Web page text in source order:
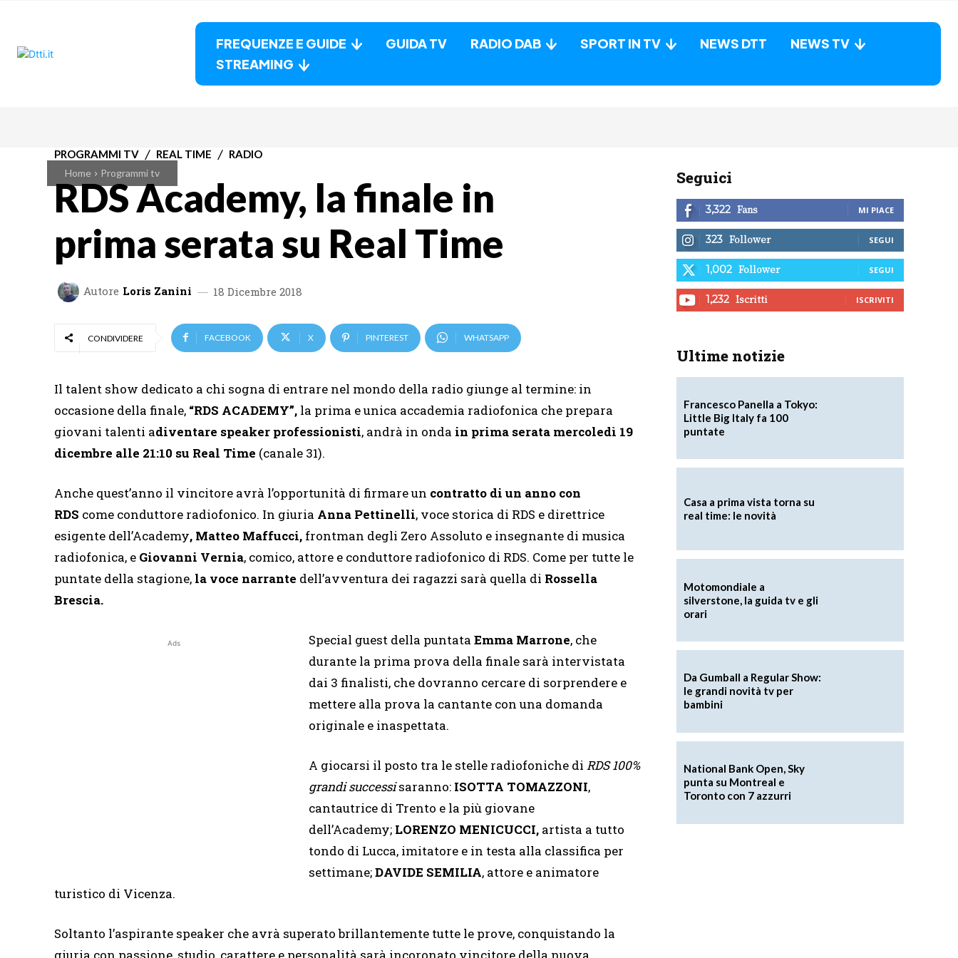
FREQUENZE E GUIDE GUIDA TV RADIO DAB SPORT IN TV NEWS DTT
NEWS TV
STREAMING
Home Programmi tv
PROGRAMMI TV REAL TIME RADIO
RDS Academy, la finale in
prima serata su Real Time
Autore Loris Zanini 18 Dicembre 2018
CONDIVIDERE FACEBOOK X PINTEREST WHATSAPP
Il talent show dedicato a chi sogna di entrare nel mondo della radio giunge al termine: in
occasione della finale, “RDS ACADEMY”, la prima e unica accademia radiofonica che prepara
giovani talenti adiventare speaker professionisti, andrà in onda in prima serata mercoledì 19
dicembre alle 21:10 su Real Time (canale 31).
Anche quest’anno il vincitore avrà l’opportunità di firmare un contratto di un anno con
RDS come conduttore radiofonico. In giuria Anna Pettinelli, voce storica di RDS e direttrice
esigente dell’Academy, Matteo Maffucci, frontman degli Zero Assoluto e insegnante di musica
radiofonica, e Giovanni Vernia, comico, attore e conduttore radiofonico di RDS. Come per tutte le
puntate della stagione, la voce narrante dell’avventura dei ragazzi sarà quella di Rossella
Brescia.
Ads Special guest della puntata Emma Marrone, che
durante la prima prova della finale sarà intervistata
dai 3 finalisti, che dovranno cercare di sorprendere e
mettere alla prova la cantante con una domanda
originale e inaspettata.
A giocarsi il posto tra le stelle radiofoniche di RDS 100%
grandi successisaranno: ISOTTA TOMAZZONI,
cantautrice di Trento e la più giovane
dell’Academy; LORENZO MENICUCCI, artista a tutto
tondo di Lucca, imitatore e in testa alla classifica per
settimane;DAVIDE SEMILIA, attore e animatore
turistico di Vicenza.
Soltanto l’aspirante speaker che avrà superato brillantemente tutte le prove, conquistando la
giuria con passione, studio, carattere e personalità sarà incoronato vincitore della nuova
Seguici
3,322 Fans MI PIACE
323 Follower SEGUI
1,002 Follower SEGUI
1,232 Iscritti ISCRIVITI
Ultime notizie
Francesco Panella a Tokyo:
Little Big Italy fa 100
puntate
Casa a prima vista torna su
real time: le novità
Motomondiale a
silverstone, la guida tv e gli
orari
Da Gumball a Regular Show:
le grandi novità tv per
bambini
National Bank Open, Sky
punta su Montreal e
Toronto con 7 azzurri